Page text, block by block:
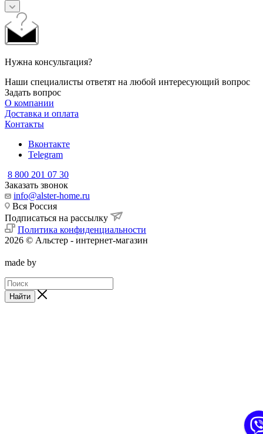
Нужна консультация?
Наши специалисты ответят на любой интересующий вопрос
Задать вопрос
О компании
Доставка и оплата
Контакты
Вконтакте
Telegram
8 800 201 07 30
Заказать звонок
info@alster-home.ru
Вся Россия
Подписаться на рассылку
Политика конфиденциальности
2026 © Альстер - интернет-магазин
made by
Найти